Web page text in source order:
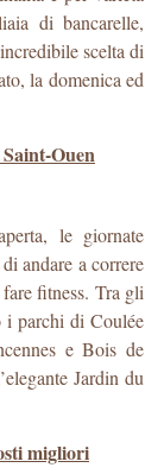
di bancarelle,
scelta di
la domenica ed
Ouen
le giornate
andare a correre
fitness. Tra gli
i parchi di Coulée
e Bois de
Jardin du
migliori